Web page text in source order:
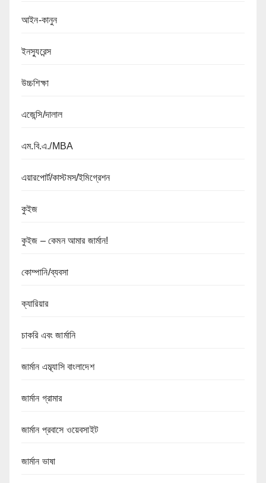
আইন-কানুন
ইনস্যুরেন্স
উচ্চশিক্ষা
এজেন্সি/দালাল
এম.বি.এ./MBA
এয়ারপোর্ট/কাস্টমস/ইমিগ্রেশন
কুইজ
কুইজ – কেমন আমার জার্মান!
কোম্পানি/ব্যবসা
ক্যারিয়ার
চাকরি এবং জার্মানি
জার্মান এম্ব্যাসি বাংলাদেশ
জার্মান গ্রামার
জার্মান প্রবাসে ওয়েবসাইট
জার্মান ভাষা